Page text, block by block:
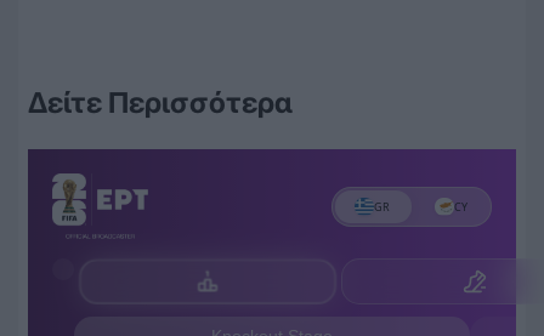
Δείτε Περισσότερα